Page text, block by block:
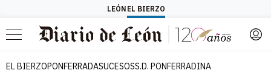
LEÓN EL BIERZO
Menú
EL BIERZOPONFERRADASUCESOSS.D. PONFERRADINA